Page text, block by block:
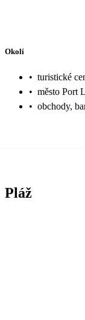
Okolí
• turistické
• město Port
• obchody,
Pláž